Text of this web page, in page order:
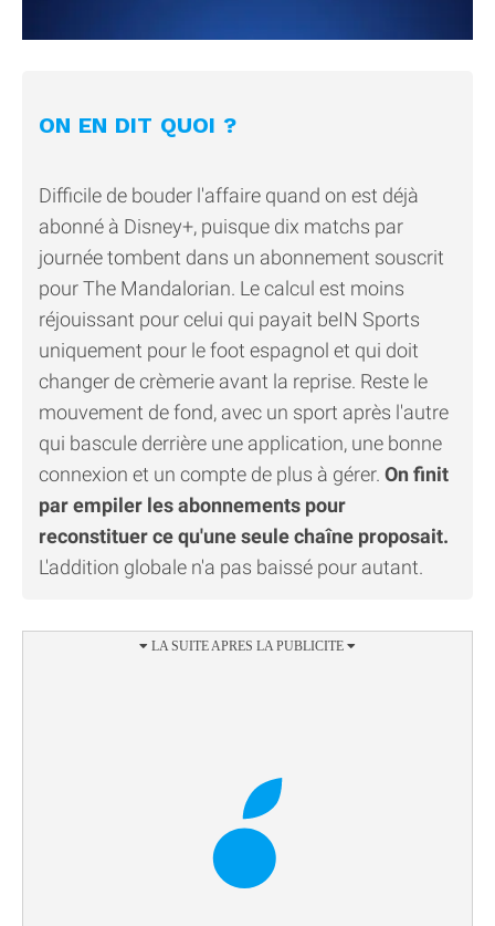
ON EN DIT QUOI ?
Difficile de bouder l'affaire quand on est déjà
abonné à Disney+, puisque dix matchs par
journée tombent dans un abonnement souscrit
pour The Mandalorian. Le calcul est moins
réjouissant pour celui qui payait beIN Sports
uniquement pour le foot espagnol et qui doit
changer de crèmerie avant la reprise. Reste le
mouvement de fond, avec un sport après l'autre
qui bascule derrière une application, une bonne
connexion et un compte de plus à gérer. On finit
par empiler les abonnements pour
reconstituer ce qu'une seule chaîne proposait.
L'addition globale n'a pas baissé pour autant.